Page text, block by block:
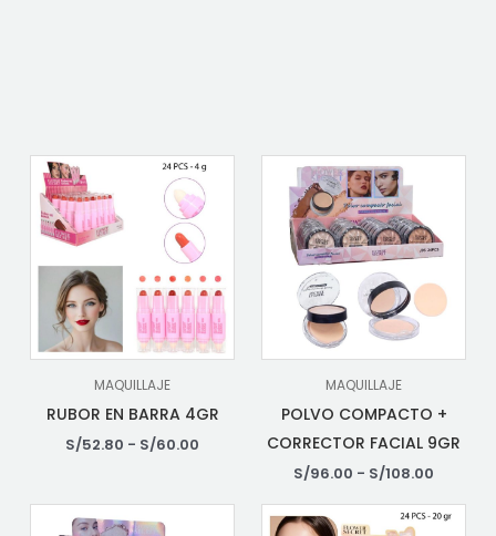
MAQUILLAJE
RUBOR EN BARRA 4GR
S/52.80 - S/60.00
MAQUILLAJE
POLVO COMPACTO +
CORRECTOR FACIAL 9GR
S/96.00 - S/108.00